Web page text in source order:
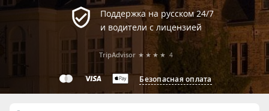
Поддержка на русском 24/7
и водители с лицензией
Безопасная оплата
TripAdvisor ★★★★ 4